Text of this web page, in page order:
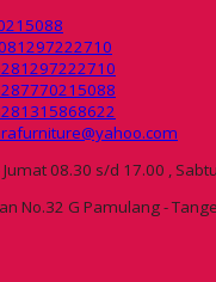
Jumat 08.30 s/d 17.00 ,
No.32 G Pamulang -